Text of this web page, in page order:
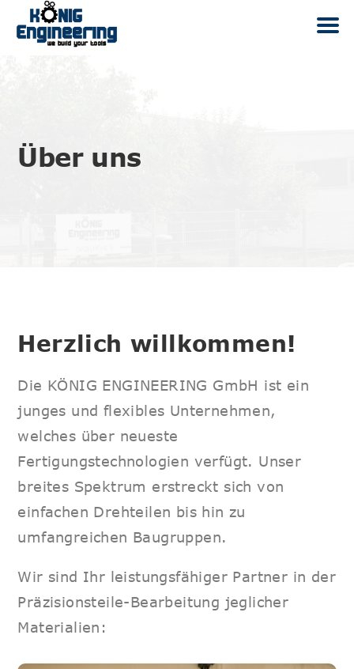
Über uns
Herzlich willkommen!
Die KÖNIG ENGINEERING GmbH ist ein
junges und flexibles Unternehmen,
welches über neueste
Fertigungstechnologien verfügt. Unser
breites Spektrum erstreckt sich von
einfachen Drehteilen bis hin zu
umfangreichen Baugruppen.
Wir sind Ihr leistungsfähiger Partner in der
Präzisionsteile-Bearbeitung jeglicher
Materialien: